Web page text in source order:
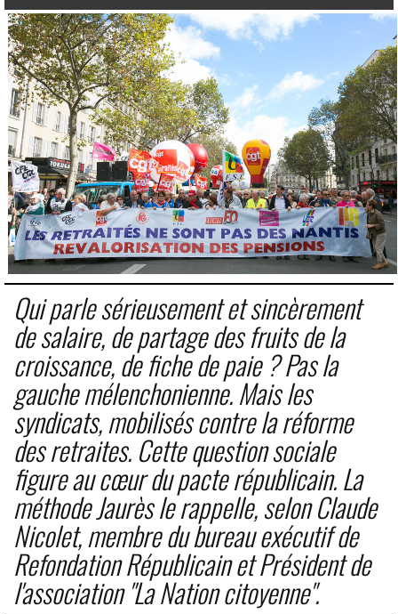
Qui parle sérieusement et sincèrement
de salaire, de partage des fruits de la
croissance, de fiche de paie ? Pas la
gauche mélenchonienne. Mais les
syndicats, mobilisés contre la réforme
des retraites. Cette question sociale
figure au cœur du pacte républicain. La
méthode Jaurès le rappelle, selon Claude
Nicolet, membre du bureau exécutif de
Refondation Républicain et Président de
l'association "La Nation citoyenne".